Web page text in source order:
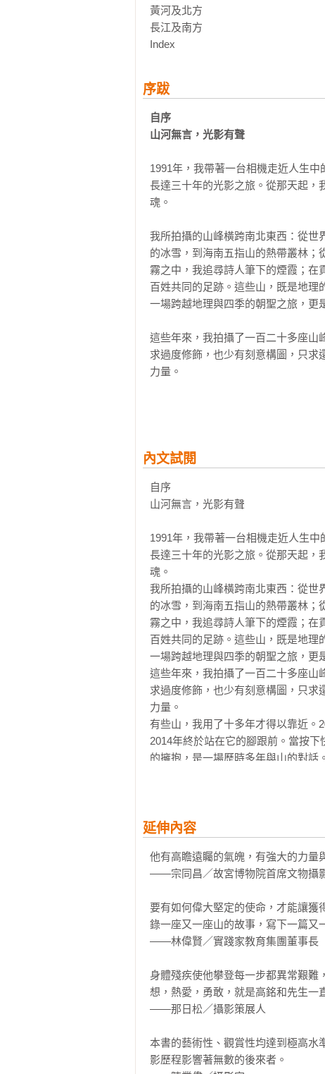
黃河及北方
長江及南方
Index
序跋
自序
山河無言，光影有聲
1991年，我帶著一台相機走近人生
長達三十年的光影之旅。從那天起，
魂。
我所拍攝的山峰橫跨南北東西：從世
的冰雪，到海南五指山的熱帶叢林
霧之中，我追尋詩人筆下的煙霞；在
百姓共同的足跡。這些山，既是地理
一場跨越地理與四季的朝聖之旅，更
這些年來，我拍攝了一百二十多座
求過度修飾，也少有刻意構圖，只
力量。
2014年終於站在它的腳跟前。當按
女兒。當我將那張照片和她托我轉交
「媽媽變老了……」那一刻我明白，
這趟歷時前後長達三十載的拍山計
影者，便萌生拍攝「中國百岳」的想
榮，我們迅速確立了計畫與執行細節
最初從西藏展開拍攝，數次往返後
倍，花了將近五年，我才拍攝完成二
五年。我於1995年調整進度，計畫
被迫中斷計畫。1998年我重新出發，
到了2003年，我已累積拍攝三十五
業，這對我而言是一大打擊。但想到
力，豈能半途而廢？於是2004年我
2011年，我拍攝完成六十一座。我告
慰的成果，因為已經站在及格邊上
發現，自己早已完成超過一百座山的
這本攝影集，若無一路上眾人的支
古道熱腸的謝文憲，在我正苦思如何
順利促成本書的出版規劃和正式作業
團隊，他們把編書和出版的專業能
同時要感謝王天利、艾婉卿、成天亮
洪秋蘋、郭有生、陳文龍、陳森藤
援的柯達、愛克發、台灣大哥大、榮
欣實業、偉盟國際、翔雁國際、實踐
內文試閱
自序
山河無言，光影有聲
1991年，我帶著一台相機走近人生
長達三十年的光影之旅。從那天起，
魂。
我所拍攝的山峰橫跨南北東西：從世
的冰雪，到海南五指山的熱帶叢林
霧之中，我追尋詩人筆下的煙霞；在
百姓共同的足跡。這些山，既是地理
一場跨越地理與四季的朝聖之旅，更
這些年來，我拍攝了一百二十多座
求過度修飾，也少有刻意構圖，只
力量。
有些山，我用了十多年才得以靠近。
2014年終於站在它的腳跟前。當按
的擁抱，是一場歷時多年與山的對話。
女兒。當我將那張照片和她托我轉
這趟歷時前後長達三十載的拍山計畫
榮，我們迅速確立了計畫與執行細節
最初從西藏展開拍攝，數次往返後才
五年。我於1995年調整進度，計畫於
被迫中斷計畫。1998年我重新出發，
到了2003年，我已累積拍攝三十五座
力，豈能半途而廢？於是2004年我轉
2011年，我拍攝完成六十一座。我告
慰的成果，因為已經站在及格邊上了
如其來的新冠疫情打亂。無法外出期
發現，自己早已完成超過一百座山的
延伸內容
他有高瞻遠矚的氣魄，有強大的力量
——宗同昌／故宮博物院首席文物攝
要有如何偉大堅定的使命，才能讓獲
錄一座又一座山的故事，寫下一篇又
——林偉賢／實踐家教育集團董事長
身體殘疾使他攀登每一步都異常艱難
想，熱愛，勇敢，就是高銘和先生一
——那日松／攝影策展人
本書的藝術性、觀賞性均達到極高水
影歷程影響著無數的後來者。